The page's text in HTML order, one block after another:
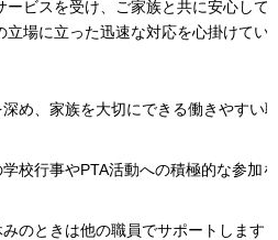
ービスを受け、ご家族と共に安心して
立場に立った迅速な対応を心掛けてい
め、家族を大切にできる働きやすい
校行事やPTA活動への積極的な参加
のときは他の職員でサポートします